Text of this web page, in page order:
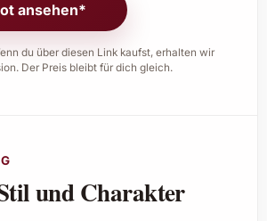
ansehen*
du über diesen Link kaufst, erhalten wir
Der Preis bleibt für dich gleich.
und Charakter